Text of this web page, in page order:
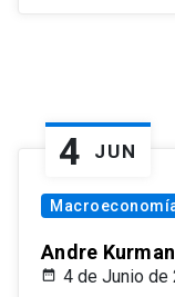
4 JUN
Andre
4 de Junio de